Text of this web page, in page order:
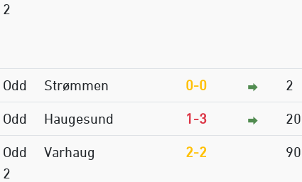
2
Odd Strømmen 0-0 2
Odd Haugesund 1-3 20
Odd
2
Varhaug 2-2 90